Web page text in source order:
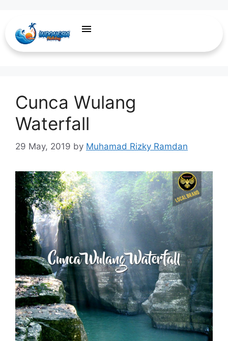
menuju labuan bajo
Cunca Wulang
Waterfall
29 May, 2019 by Muhamad Rizky Ramdan